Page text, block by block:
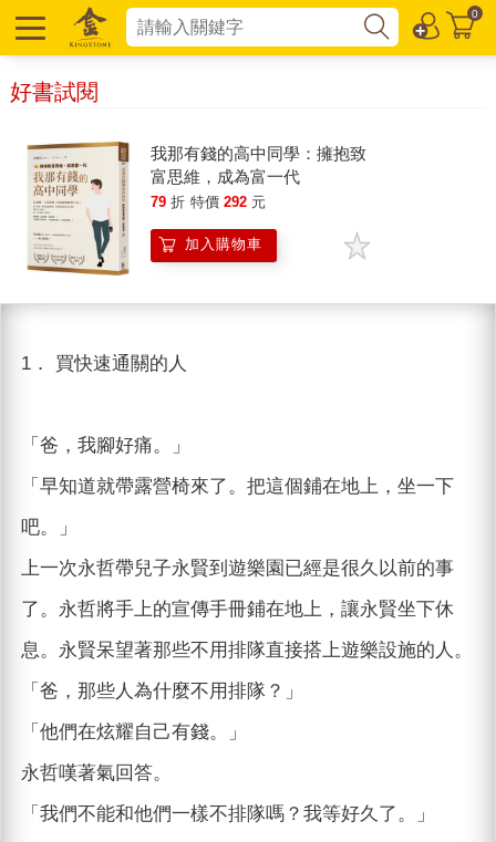
0
好書試閱
我那有錢的高中同學：擁抱致
富思維，成為富一代
79 折 特價 292 元
加入購物車
1． 買快速通關的人
「爸，我腳好痛。」
「早知道就帶露營椅來了。把這個鋪在地上，坐一下
吧。」
上一次永哲帶兒子永賢到遊樂園已經是很久以前的事
了。永哲將手上的宣傳手冊鋪在地上，讓永賢坐下休
息。永賢呆望著那些不用排隊直接搭上遊樂設施的人。
「爸，那些人為什麼不用排隊？」
「他們在炫耀自己有錢。」
永哲嘆著氣回答。
「我們不能和他們一樣不排隊嗎？我等好久了。」